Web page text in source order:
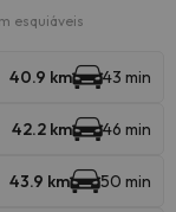
esquiáveis
40.9 km 43 min
42.2 km 46 min
43.9 km 50 min